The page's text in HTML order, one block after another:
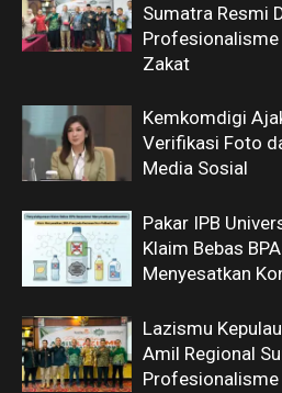
Sumatra Resmi
Zakat
Kemkomdigi
Verifikasi Foto
Media Sosial
Pakar IPB
Klaim Bebas
Menyesatkan
Lazismu
Amil Regional